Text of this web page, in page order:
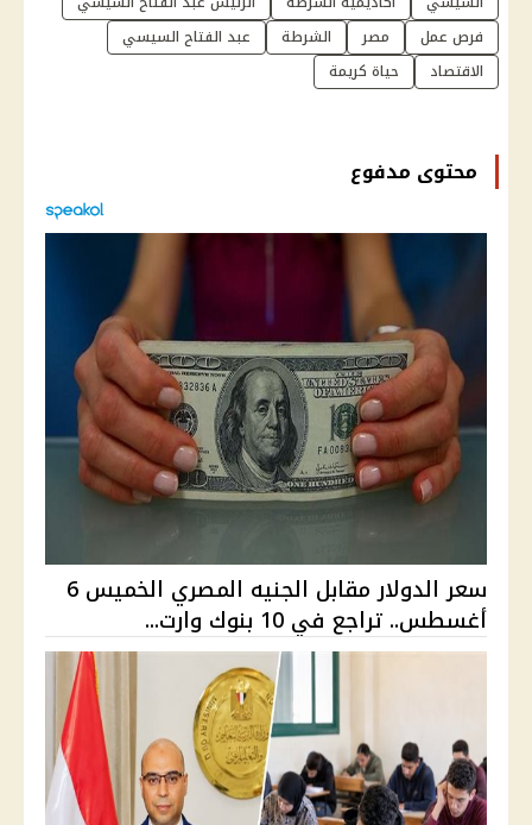
فرص عمل
مصر الشرطة
عبد الفتاح السيسي
الاقتصاد
حياة كريمة
محتوى مدفوع
سعر الدولار مقابل الجنيه المصري الخميس 6
أغسطس.. تراجع في 10 بنوك وارت...